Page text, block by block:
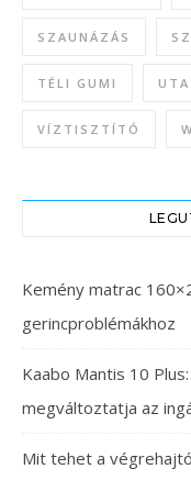
SZAUNÁZÁS
TÉLI GUMI
VÍZTISZTÍTÓ
Kemény matrac
gerincproblémákhoz
Kaabo Mantis 10
megváltoztatja az
Mit tehet a